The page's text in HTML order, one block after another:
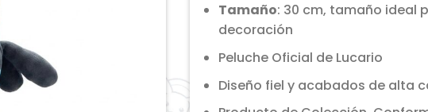
Tamaño: 30 cm, tamaño ideal
decoración
Peluche Oficial de Lucario
Diseño fiel y acabados de alta